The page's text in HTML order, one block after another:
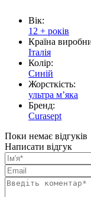
Вік:
12 + років
Країна
Італія
Колір:
Синій
Жорсткість:
ультра мʼяка
Бренд:
Curasept
Поки немає відгуків
Написати відгук